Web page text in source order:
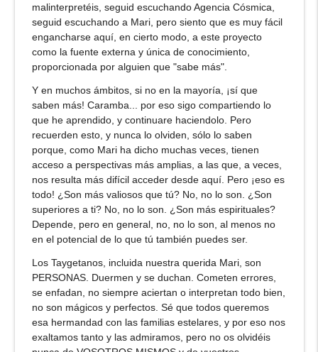
malinterpretéis, seguid escuchando Agencia Cósmica,
seguid escuchando a Mari, pero siento que es muy fácil
engancharse aquí, en cierto modo, a este proyecto
como la fuente externa y única de conocimiento,
proporcionada por alguien que "sabe más".
Y en muchos ámbitos, si no en la mayoría, ¡sí que
saben más! Caramba... por eso sigo compartiendo lo
que he aprendido, y continuare haciendolo. Pero
recuerden esto, y nunca lo olviden, sólo lo saben
porque, como Mari ha dicho muchas veces, tienen
acceso a perspectivas más amplias, a las que, a veces,
nos resulta más difícil acceder desde aquí. Pero ¡eso es
todo! ¿Son más valiosos que tú? No, no lo son. ¿Son
superiores a ti? No, no lo son. ¿Son más espirituales?
Depende, pero en general, no, no lo son, al menos no
en el potencial de lo que tú también puedes ser.
Los Taygetanos, incluida nuestra querida Mari, son
PERSONAS. Duermen y se duchan. Cometen errores,
se enfadan, no siempre aciertan o interpretan todo bien,
no son mágicos y perfectos. Sé que todos queremos
esa hermandad con las familias estelares, y por eso nos
exaltamos tanto y las admiramos, pero no os olvidéis